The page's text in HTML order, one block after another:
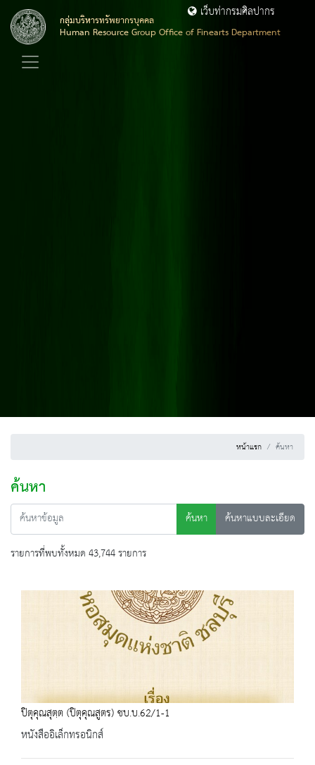
กลุ่มบริหารทรัพยากรบุคคล
Human Resource Group Office of Finearts Department
เว็บท่ากรมศิลปากร
หน้าแรก ค้นหา
ค้นหา
ค้นหา
ค้นหาแบบละเอียด
รายการที่พบทั้งหมด 43,744 รายการ
ปิตุคุณสุตฺต (ปิตุคุณสูตร) ชบ.บ.62/1-1
หนังสืออิเล็กทรอนิกส์